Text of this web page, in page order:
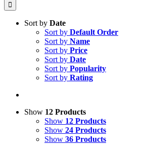
Sort by Date
Sort by Default Order
Sort by Name
Sort by Price
Sort by Date
Sort by Popularity
Sort by Rating
Show 12 Products
Show 12 Products
Show 24 Products
Show 36 Products